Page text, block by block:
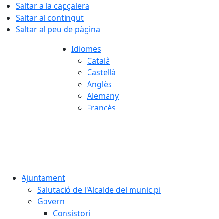
Saltar a la capçalera
Saltar al contingut
Saltar al peu de pàgina
Idiomes
Català
Castellà
Anglès
Alemany
Francès
Ajuntament
Salutació de l'Alcalde del municipi
Govern
Consistori